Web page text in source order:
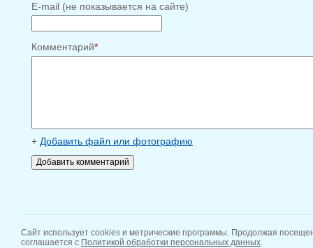
E-mail (не показывается на сайте)
Комментарий*
+ Добавить файл или фотографию
Сайт использует cookies и метрические программы. Продолжая
соглашается с Политикой обработки персональных данных.